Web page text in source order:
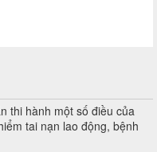
thi hành một số điều của
tai nạn lao động, bệnh